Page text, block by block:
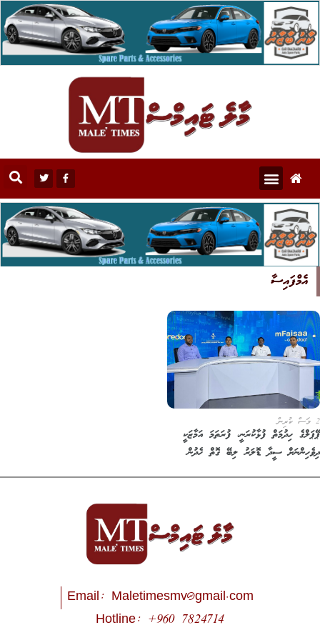
އެމްފައިސާ
2 މަސް ކުރިން
ޕޭޕަލްގެ ހިދުމަތް ފުޅާކުރަނީ، ފުރަތަމަ އަމާޒަކީ
ދިވެހިންނަށް ސީދާ ޑޮލަރު ލިބޭ ގޮތް ހެދުން
Email: Maletimesmv@gmail.com
Hotline: +960 7824714